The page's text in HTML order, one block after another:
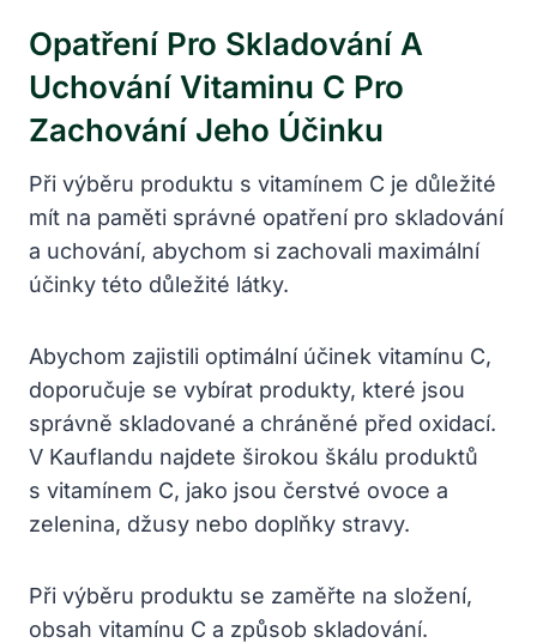
Opatření Pro Skladování A
Uchování Vitaminu C Pro
Zachování Jeho Účinku
Při výběru produktu s vitamínem C je důležité
mít na paměti správné opatření pro skladování
a uchování, abychom si zachovali maximální
účinky této důležité látky.
Abychom zajistili optimální účinek vitamínu C,
doporučuje se vybírat produkty, které jsou
správně skladované a chráněné před oxidací.
V Kauflandu najdete širokou škálu produktů
s vitamínem C, jako jsou čerstvé ovoce a
zelenina, džusy nebo doplňky stravy.
Při výběru produktu se zaměřte na složení,
obsah vitamínu C a způsob skladování.